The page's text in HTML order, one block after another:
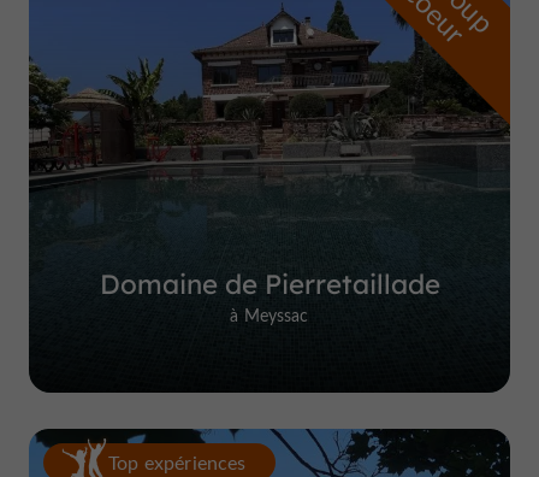
Domaine de Pierretaillade
à Meyssac
Top expériences